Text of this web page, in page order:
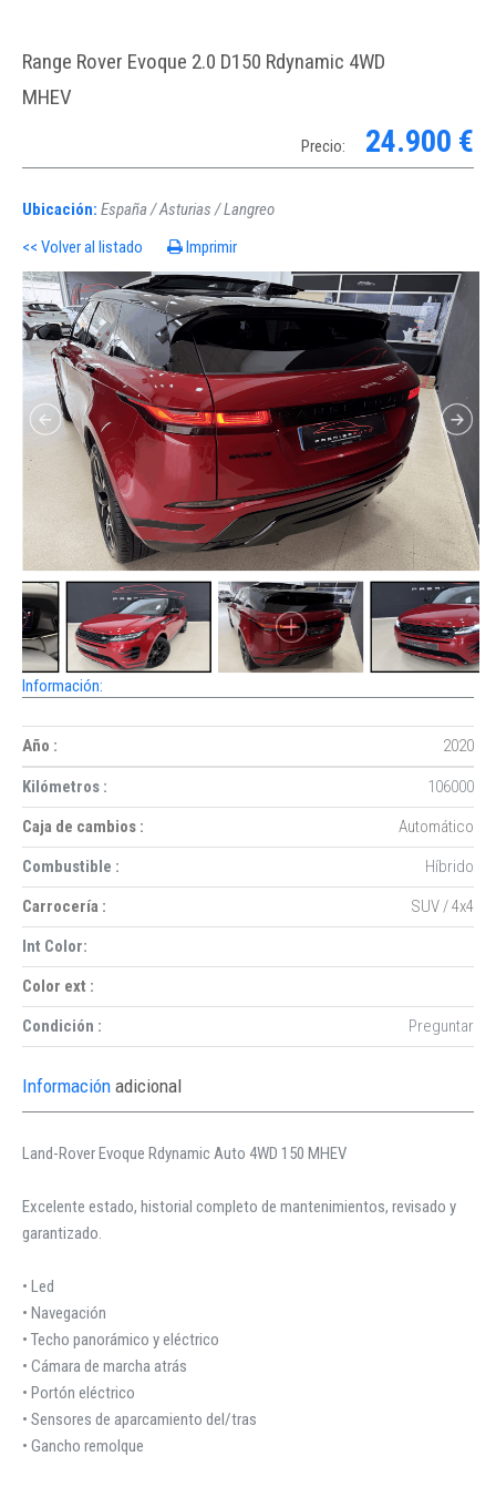
Range Rover Evoque 2.0 D150 Rdynamic 4WD
MHEV
Precio: 24.900 €
Ubicación: España / Asturias / Langreo
<< Volver al listado
Imprimir
Información:
Año : 2020
Kilómetros :
106000
Caja de cambios :
Automático
Combustible :
Híbrido
Carrocería :
SUV / 4x4
Int Color:
Color ext :
Condición :
Preguntar
Información adicional
Land-Rover Evoque Rdynamic Auto 4WD 150 MHEV
Excelente estado, historial completo de mantenimientos, revisado y
garantizado.
• Led
• Navegación
• Techo panorámico y eléctrico
• Cámara de marcha atrás
• Portón eléctrico
• Sensores de aparcamiento del/tras
• Gancho remolque